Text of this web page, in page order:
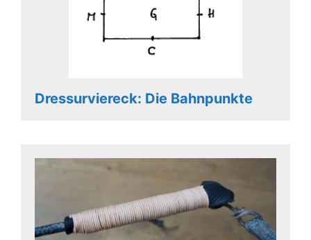
Dressurviereck: Die Bahnpunkte